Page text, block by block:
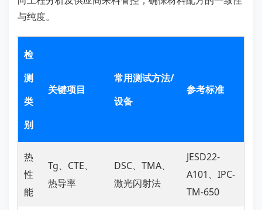
与纯度。
检
测
类
别
关键项目
常用测试方法/
设备
参考标准
热
性
能
Tg、CTE、
热导率
DSC、TMA、
激光闪射法
JESD22-
A101、IPC-
TM-650